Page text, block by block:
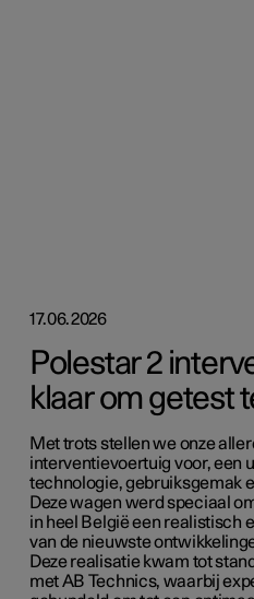
17.06.2026
Polestar 2
klaar om getest
Met trots stellen we onze
interventievoertuig voor, een
technologie, gebruiksgemak
Deze wagen werd speciaal
in heel België een realistisch
van de nieuwste
Deze realisatie kwam tot
met AB Technics, waarbij